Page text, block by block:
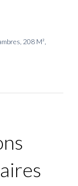
208 M²,